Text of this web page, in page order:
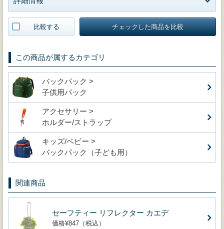
比較する チェックした商品を比較
この商品が属するカテゴリ
バックパック >
子供用パック
アクセサリー >
ホルダー/ストラップ
キッズ/ベビー >
バックパック（子ども用）
関連商品
セーフティー リフレクター カエデ
価格¥847（税込）